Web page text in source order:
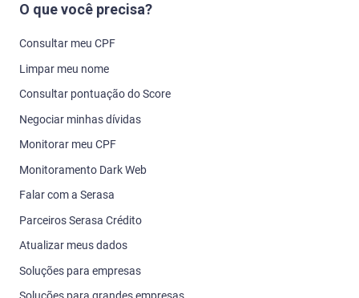
O que você precisa?
Consultar meu CPF
Limpar meu nome
Consultar pontuação do Score
Negociar minhas dívidas
Monitorar meu CPF
Monitoramento Dark Web
Falar com a Serasa
Parceiros Serasa Crédito
Atualizar meus dados
Soluções para empresas